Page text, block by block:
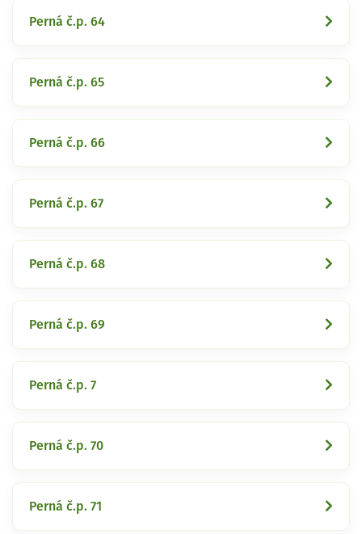
Perná č.p. 64
Perná č.p. 65
Perná č.p. 66
Perná č.p. 67
Perná č.p. 68
Perná č.p. 69
Perná č.p. 7
Perná č.p. 70
Perná č.p. 71